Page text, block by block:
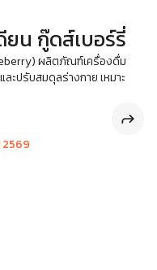
น กู๊ดส์เบอร์รี่
ผลิตภัณฑ์เครื่องดื่ม
ะปรับสมดุลร่างกาย เหมาะ
2569